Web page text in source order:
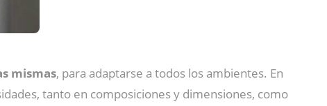
mismas, para adaptarse a todos los ambientes. En
tanto en composiciones y dimensiones, como